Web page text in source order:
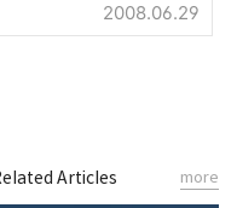
2008.06.29
Articles more